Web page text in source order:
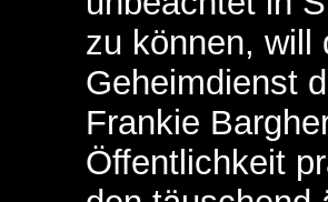
zu können, will
Geheimdienst
Frankie
Öffentlichkeit